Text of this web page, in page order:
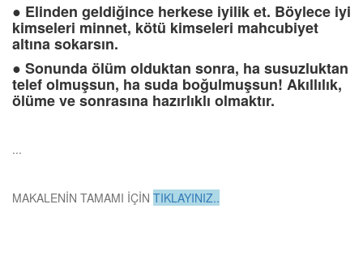
● Elinden geldiğince herkese iyilik et. Böylece iyi
kimseleri minnet, kötü kimseleri mahcubiyet
altına sokarsın.
● Sonunda ölüm olduktan sonra, ha susuzluktan
telef olmuşsun, ha suda boğulmuşsun! Akıllılık,
ölüme ve sonrasına hazırlıklı olmaktır.
...
MAKALENİN TAMAMI İÇİN TIKLAYINIZ..